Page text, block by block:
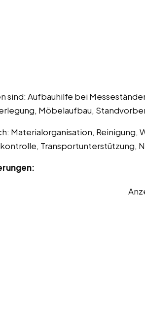
sind: Aufbauhilfe bei
Möbelaufbau,
Materialorganisation,
Transportunterstützung,